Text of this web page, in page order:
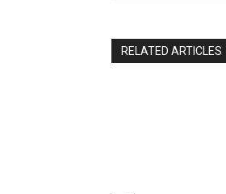
RELATED ARTICLES